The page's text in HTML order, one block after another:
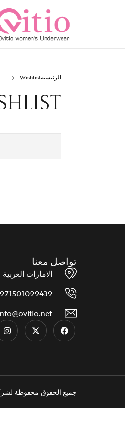
الرئيسيةWishlist
تواصل معنا
الامارات
971501099439+
جميع الحقوق محفوظة